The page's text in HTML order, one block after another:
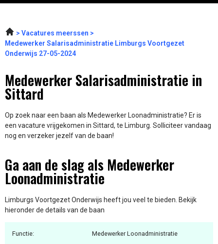
Vacatures meerssen
Medewerker Salarisadministratie Limburgs Voortgezet
Onderwijs 27-05-2024
Medewerker Salarisadministratie in
Sittard
Op zoek naar een baan als Medewerker Loonadministratie? Er is
een vacature vrijgekomen in Sittard, te Limburg. Solliciteer vandaag
nog en verzeker jezelf van de baan!
Ga aan de slag als Medewerker
Loonadministratie
Limburgs Voortgezet Onderwijs heeft jou veel te bieden. Bekijk
hieronder de details van de baan
Functie: Medewerker Loonadministratie